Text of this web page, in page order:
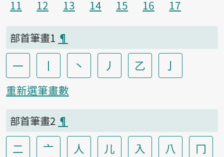
11 12 13 14 15 16 17
部首筆畫1 ¶
一 丨 丶 丿 乙 亅
重新選筆畫數
部首筆畫2 ¶
二 亠 人 儿 入 八
冂